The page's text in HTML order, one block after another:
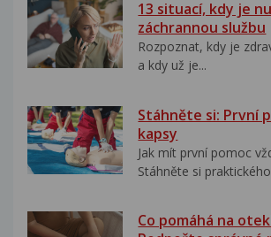
13 situací, kdy je
záchrannou službu
Rozpoznat, kdy je
a kdy už je...
Stáhněte si: První
kapsy
Jak mít první pomoc
Stáhněte si
Co pomáhá na